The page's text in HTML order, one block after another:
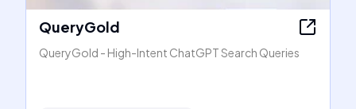
QueryGold
QueryGold - High-Intent ChatGPT Search Queries